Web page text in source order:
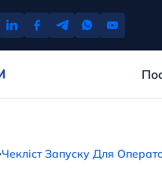
Чекліст Запуску Для